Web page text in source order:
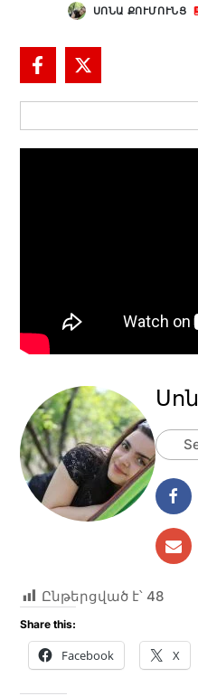
ՍՈՆԱ ՔՈՒՄՈՒՆՑ
Ընթերցված է՝ 48
Share this:
Facebook X